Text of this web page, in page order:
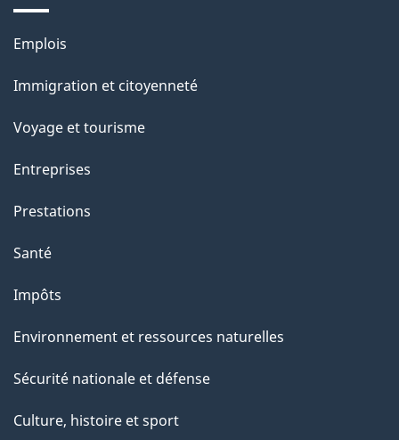
a
Thèmes
sujets
Emplois
Immigration et citoyenneté
Voyage et tourisme
Entreprises
Prestations
Santé
Impôts
Environnement et ressources naturelles
Sécurité nationale et défense
Culture, histoire et sport